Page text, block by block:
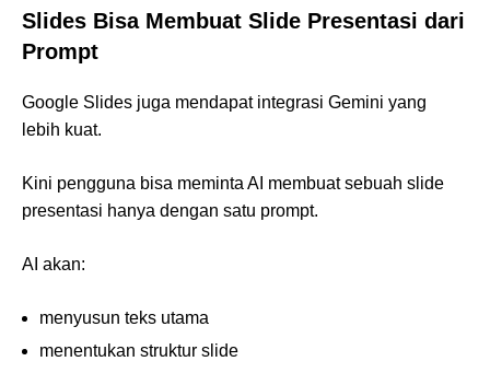
Slides Bisa Membuat Slide Presentasi dari
Prompt
Google Slides juga mendapat integrasi Gemini yang
lebih kuat.
Kini pengguna bisa meminta AI membuat sebuah slide
presentasi hanya dengan satu prompt.
AI akan:
menyusun teks utama
menentukan struktur slide